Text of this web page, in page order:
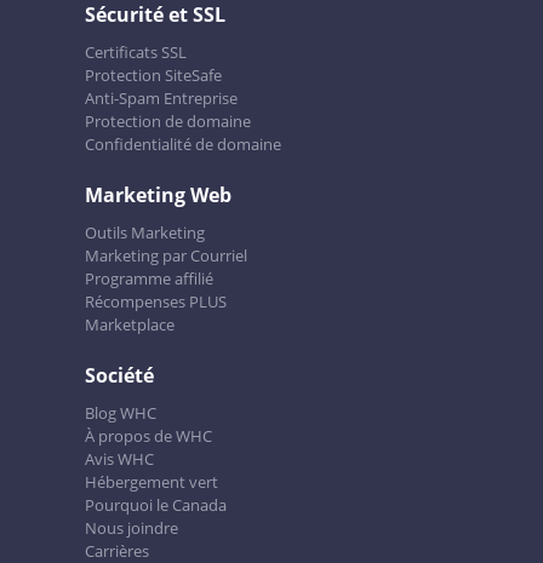
Sécurité et SSL
Certificats SSL
Protection SiteSafe
Anti-Spam Entreprise
Protection de domaine
Confidentialité de domaine
Marketing Web
Outils Marketing
Marketing par Courriel
Programme affilié
Récompenses PLUS
Marketplace
Société
Blog WHC
À propos de WHC
Avis WHC
Hébergement vert
Pourquoi le Canada
Nous joindre
Carrières